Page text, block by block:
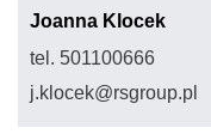
Joanna Klocek
tel. 501100666
j.klocek@rsgroup.pl